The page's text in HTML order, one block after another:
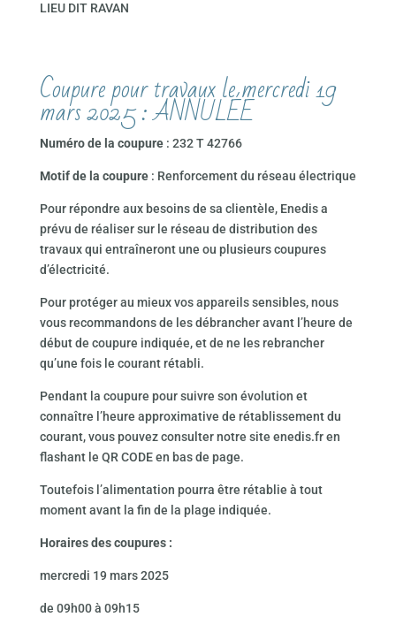
LIEU DIT RAVAN
Coupure pour travaux le mercredi 19
mars 2025 : ANNULÉE
Numéro de la coupure: 232 T 42766
Motif de la coupure: Renforcement du réseau électrique
Pour répondre aux besoins de sa clientèle, Enedis a
prévu de réaliser sur le réseau de distribution des
travaux qui entraîneront une ou plusieurs coupures
d’électricité.
Pour protéger au mieux vos appareils sensibles, nous
vous recommandons de les débrancher avant l’heure de
début de coupure indiquée, et de ne les rebrancher
qu’une fois le courant rétabli.
Pendant la coupure pour suivre son évolution et
connaître l’heure approximative de rétablissement du
courant, vous pouvez consulter notre site enedis.fr en
flashant le QR CODE en bas de page.
Toutefois l’alimentation pourra être rétablie à tout
moment avant la fin de la plage indiquée.
Horaires des coupures :
mercredi 19 mars 2025
de 09h00 à 09h15